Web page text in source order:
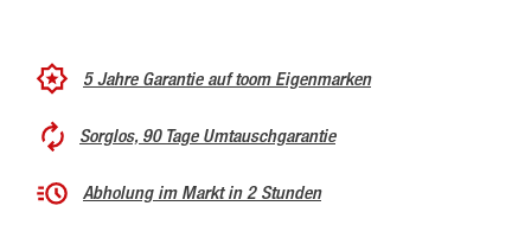
5 Jahre Garantie auf toom Eigenmarken
Sorglos, 90 Tage Umtauschgarantie
Abholung im Markt in 2 Stunden